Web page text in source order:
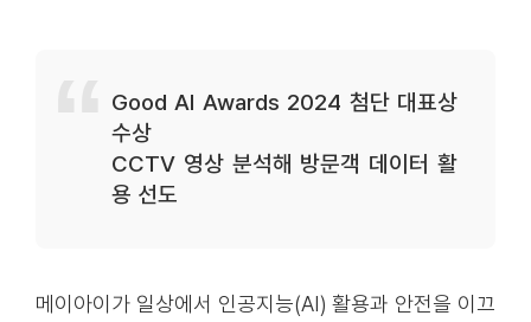
Good AI Awards 2024 첨단 대표상
수상
CCTV 영상 분석해 방문객 데이터 활
용 선도
메이아이가 일상에서 인공지능(AI) 활용과 안전을 이끄